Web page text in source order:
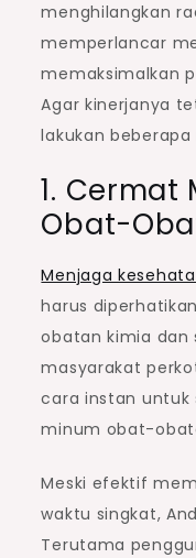
menghilangkan
memperlancar
memaksimalkan
Agar kinerjanya
lakukan
1. Cermat
Obat-
Menjaga
harus
obatan kimia dan
masyarakat
cara instan untuk
minum obat-
Meski efektif
waktu singkat,
Terutama